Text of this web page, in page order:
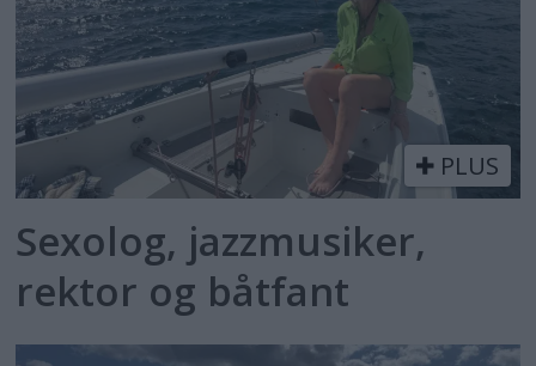
PLUS
Sexolog, jazzmusiker,
rektor og båtfant